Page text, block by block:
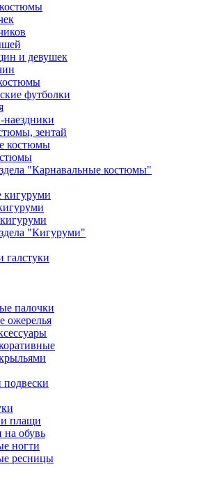
и девушек
футболки
зентай
костюмы
"Карнавальные костюмы"
кигуруми
"Кигуруми"
галстуки
палочки
ожерелья
плащи
на обувь
ногти
ресницы